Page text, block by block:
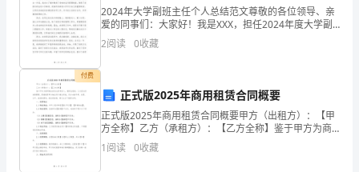
的，
2024年大学副班主任个人总结范文尊敬的各位领导、亲
爱的同事们：大家好！我是XXX，担任2024年度大学副
班主任一职，在过去的一年里，我怀着敬畏之心、责任
之情、奋发之志承担起这一重要职责。通过一年的锻
2阅读 0收藏
付费
正式版2025年商用租赁合同概要
正式版2025年商用租赁合同概要甲方（出租方）：【甲
方全称】乙方（承租方）：【乙方全称】鉴于甲方为商
用物业的合法所有权人，拥有出租权；乙方因业务发展
需要，愿意租赁甲方物业用于商业用途，双方本着平
1阅读 0收藏